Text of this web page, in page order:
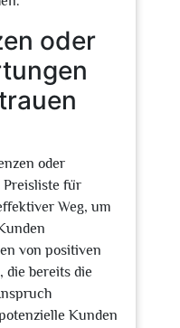
oder
oder
für
Weg, um
von positiven
die bereits die
Kunden